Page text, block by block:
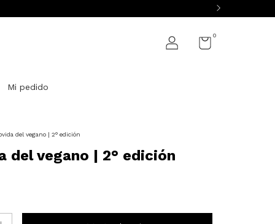
0
Mi pedido
del vegano | 2° edición
del vegano | 2° edición